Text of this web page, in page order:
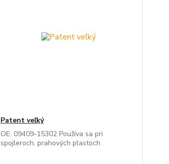
Patent veľký
OE: 09409-15302 Používa sa pri
spojleroch, prahových plastoch